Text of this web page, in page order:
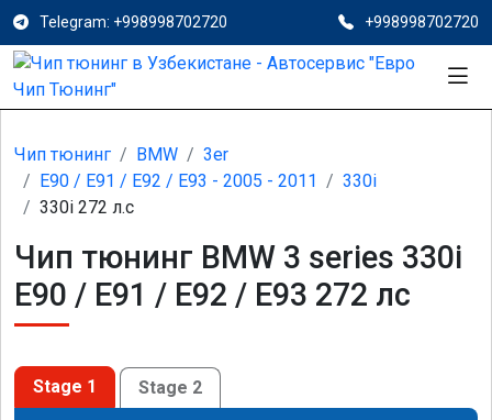
Telegram: +998998702720 +998998702720
Чип тюнинг BMW
3er
E90 / E91 / E92 / E93 - 2005 - 2011
330i
330i 272 л.с
Чип тюнинг BMW 3 series 330i
E90 / E91 / E92 / E93 272 лс
Stage 1 Stage 2